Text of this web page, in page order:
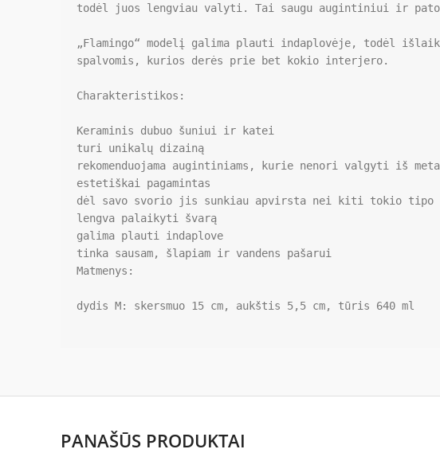
todėl juos lengviau valyti. Tai saugu augintiniui ir
„Flamingo“ modelį galima plauti indaplovėje, todėl
spalvomis, kurios derės prie bet kokio interjero.
Charakteristikos:
Keraminis dubuo šuniui ir katei
turi unikalų dizainą
rekomenduojama augintiniams, kurie nenori valgyti iš
estetiškai pagamintas
dėl savo svorio jis sunkiau apvirsta nei kiti tokio tipo
lengva palaikyti švarą
galima plauti indaplove
tinka sausam, šlapiam ir vandens pašarui
Matmenys:
dydis M: skersmuo 15 cm, aukštis 5,5 cm, tūris 640 ml
PANAŠŪS PRODUKTAI